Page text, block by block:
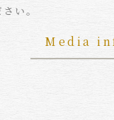
い。
Media